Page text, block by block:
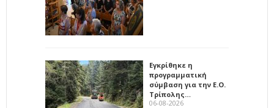
Εγκρίθηκε η
προγραμματική
σύμβαση για την Ε.Ο.
Τρίπολης…
06-08-2026